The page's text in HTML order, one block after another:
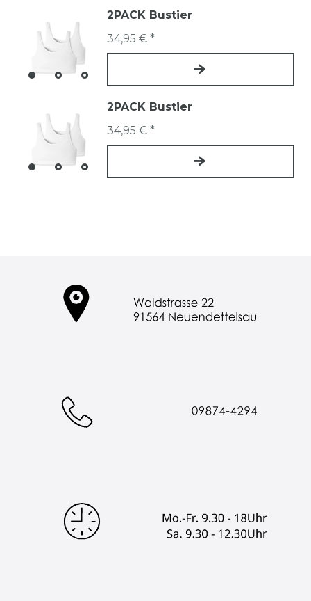
2PACK Bustier
34,95 € *
2PACK Bustier
34,95 € *